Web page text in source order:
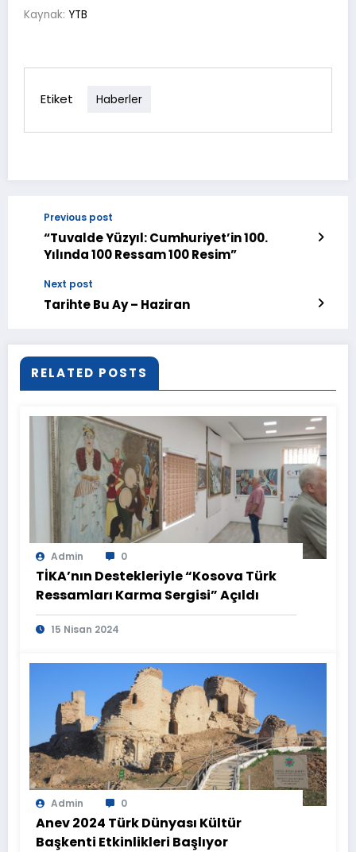
Kaynak: YTB
Etiket Haberler
Previous post
“Tuvalde Yüzyıl: Cumhuriyet’in 100.
Yılında 100 Ressam 100 Resim”
Next post
Tarihte Bu Ay – Haziran
RELATED POSTS
Admin 0
TİKA’nın Destekleriyle “Kosova Türk
Ressamları Karma Sergisi” Açıldı
15 Nisan 2024
Admin 0
Anev 2024 Türk Dünyası Kültür
Başkenti Etkinlikleri Başlıyor